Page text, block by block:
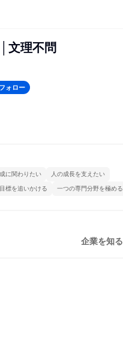
文理不問
ォロー
に関わりたい 人の成長を支えたい
標を追いかける 一つの専門分野を極める
企業を知る